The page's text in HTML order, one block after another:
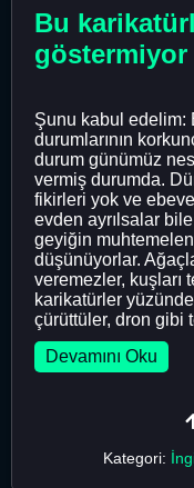
Bu
göstermiyor
Şunu kabul edelim:
durumlarının
durum günümüz
vermiş durumda.
fikirleri yok ve
evden ayrılsalar
geyiğin
düşünüyorlar.
veremezler, kuşları
karikatürler
çürüttüler, dron gibi
Devamını Oku
Kategori: